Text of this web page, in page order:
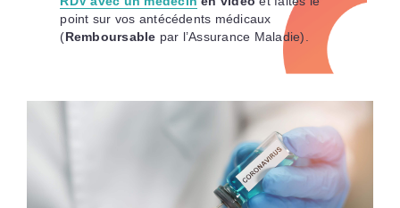
point sur vos antécédents médicaux
(Remboursable par l’Assurance Maladie).